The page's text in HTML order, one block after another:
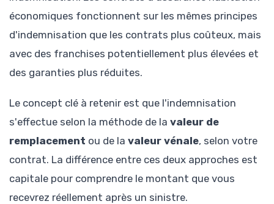
économiques fonctionnent sur les mêmes principes
d'indemnisation que les contrats plus coûteux, mais
avec des franchises potentiellement plus élevées et
des garanties plus réduites.
Le concept clé à retenir est que l'indemnisation
s'effectue selon la méthode de la valeur de
remplacement ou de la valeur vénale, selon votre
contrat. La différence entre ces deux approches est
capitale pour comprendre le montant que vous
recevrez réellement après un sinistre.